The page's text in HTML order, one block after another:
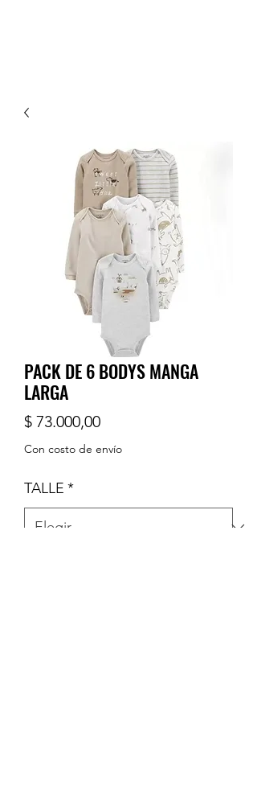
PACK DE 6 BODYS MANGA
LARGA
$ 73.000,00Precio
Con costo de envío
TALLE *